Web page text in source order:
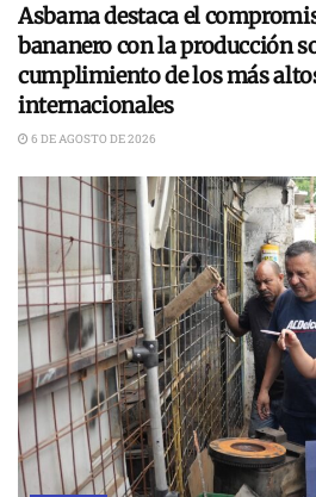
Asbama destaca el
bananero con la producción
cumplimiento de los más
internacionales
6 DE AGOSTO DE 2026